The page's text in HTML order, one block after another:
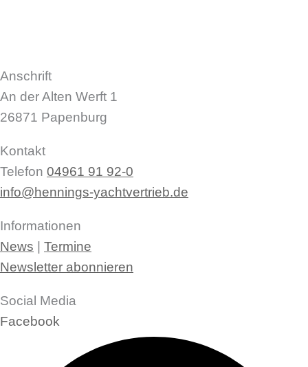
Anschrift
An der Alten Werft 1
26871 Papenburg
Kontakt
Telefon 04961 91 92-0
info@hennings-yachtvertrieb.de
Informationen
News | Termine
Newsletter abonnieren
Social Media
Facebook